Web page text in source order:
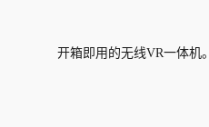
开箱即用的无线VR一体机。